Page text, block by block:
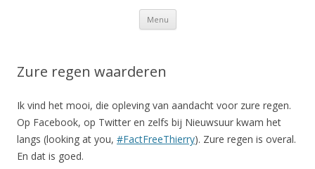
Menu Spring naar de inhoud
Zure regen waarderen
Ik vind het mooi, die opleving van aandacht voor zure regen.
Op Facebook, op Twitter en zelfs bij Nieuwsuur kwam het
langs (looking at you, #FactFreeThierry). Zure regen is overal.
En dat is goed.